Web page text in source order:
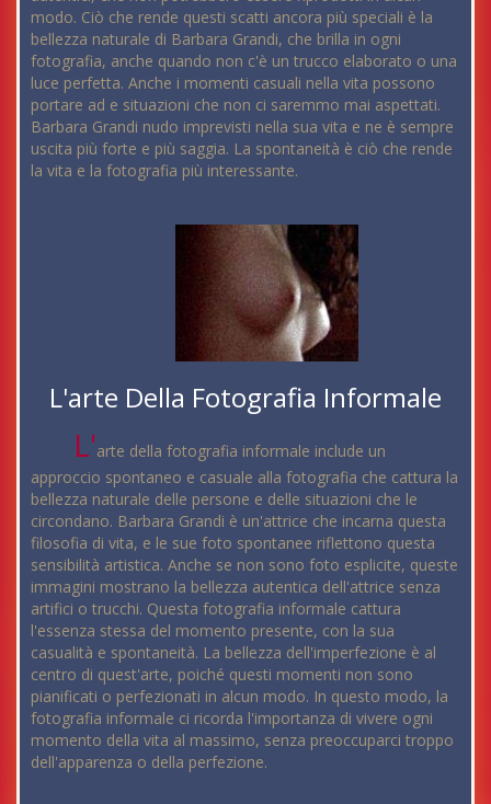
modo. Ciò che rende questi scatti ancora più speciali è la
bellezza naturale di Barbara Grandi, che brilla in ogni
fotografia, anche quando non c'è un trucco elaborato o una
luce perfetta. Anche i momenti casuali nella vita possono
portare ad e situazioni che non ci saremmo mai aspettati.
Barbara Grandi nudo imprevisti nella sua vita e ne è sempre
uscita più forte e più saggia. La spontaneità è ciò che rende
la vita e la fotografia più interessante.
L'arte Della Fotografia Informale
L'arte della fotografia informale include un
approccio spontaneo e casuale alla fotografia che cattura la
bellezza naturale delle persone e delle situazioni che le
circondano. Barbara Grandi è un'attrice che incarna questa
filosofia di vita, e le sue foto spontanee riflettono questa
sensibilità artistica. Anche se non sono foto esplicite, queste
immagini mostrano la bellezza autentica dell'attrice senza
artifici o trucchi. Questa fotografia informale cattura
l'essenza stessa del momento presente, con la sua
casualità e spontaneità. La bellezza dell'imperfezione è al
centro di quest'arte, poiché questi momenti non sono
pianificati o perfezionati in alcun modo. In questo modo, la
fotografia informale ci ricorda l'importanza di vivere ogni
momento della vita al massimo, senza preoccuparci troppo
dell'apparenza o della perfezione.